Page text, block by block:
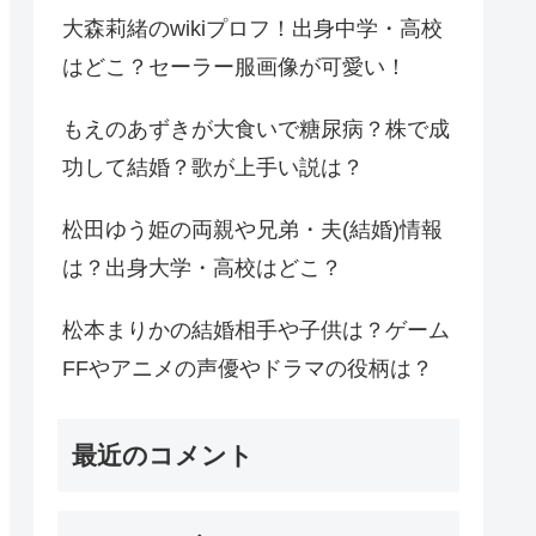
大森莉緒のwikiプロフ！出身中学・高校
はどこ？セーラー服画像が可愛い！
もえのあずきが大食いで糖尿病？株で成
功して結婚？歌が上手い説は？
松田ゆう姫の両親や兄弟・夫(結婚)情報
は？出身大学・高校はどこ？
松本まりかの結婚相手や子供は？ゲーム
FFやアニメの声優やドラマの役柄は？
最近のコメント